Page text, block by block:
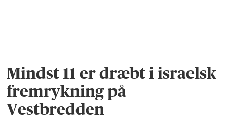
Mindst 11 er dræbt i israelsk
fremrykning på
Vestbredden